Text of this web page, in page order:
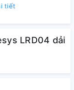
tiết
LRD04 dải